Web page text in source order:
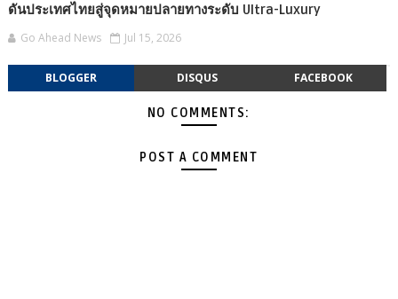
ดันประเทศไทยสู่จุดหมายปลายทางระดับ Ultra-Luxury
Go Ahead News Jul 15, 2026
BLOGGER DISQUS FACEBOOK
NO COMMENTS:
POST A COMMENT